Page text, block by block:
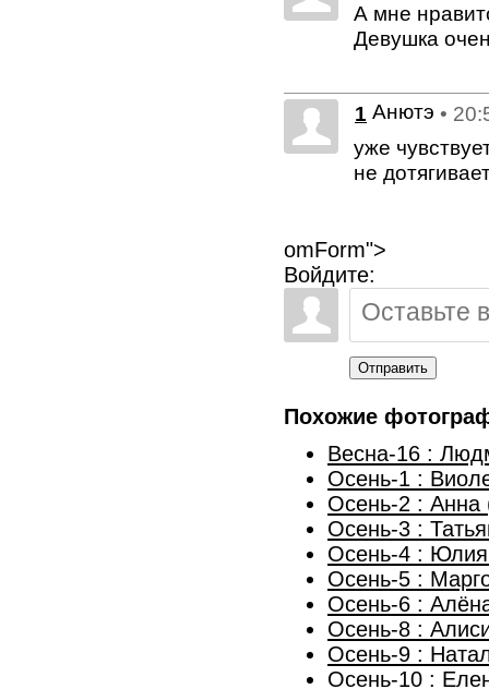
А мне
Девушка
1 Анютэ •
уже
не
omForm">
Войдите:
Отправить
Похожие
Весна-16 :
Осень-1 :
Осень-2 :
Осень-3 :
Осень-4 :
Осень-5 :
Осень-6 :
Осень-8 :
Осень-9 :
Осень-10 :